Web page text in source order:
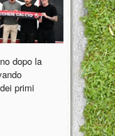
dopo la
primi